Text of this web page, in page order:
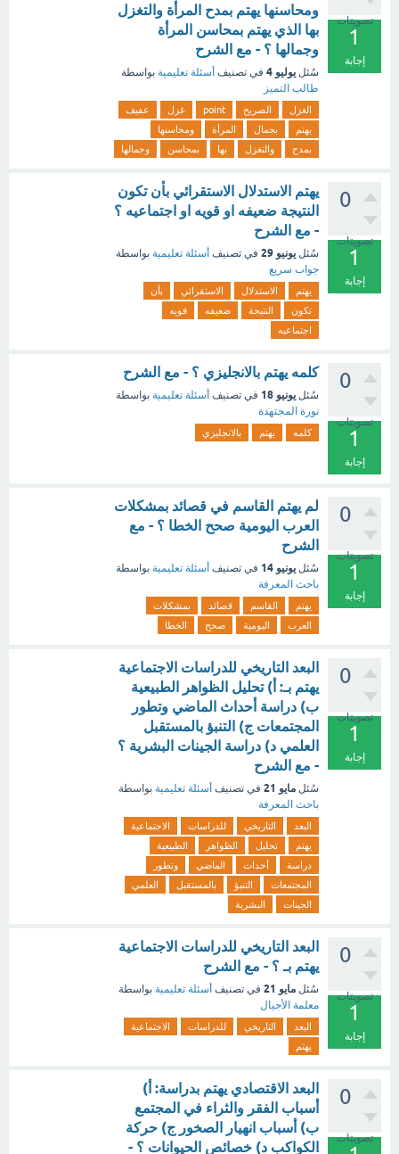
تصويتات
1
إجابة
ومحاسنها يهتم بمدح المرأة والتغزل
بها الذي يهتم بمحاسن المرأة
وجمالها ؟ - مع الشرح
سُئل يوليو 4 في تصنيف أسئلة تعليمية بواسطة
طالب التميز
الغزل الصريح point غزل
عفيف
يهتم
بجمال المرأة
ومحاسنها
بمدح
والتغزل بها بمحاسن وجمالها
0
تصويتات
1
إجابة
يهتم الاستدلال الاستقرائي بأن تكون
النتيجة ضعيفه او قويه او اجتماعيه ؟
- مع الشرح
سُئل يونيو 29 في تصنيف أسئلة تعليمية بواسطة
جواب سريع
يهتم الاستدلال الاستقرائي
بأن
تكون
النتيجة ضعيفه
قويه
اجتماعيه
0
تصويتات
1
إجابة
كلمه يهتم بالانجليزي ؟ - مع الشرح
سُئل يونيو 18 في تصنيف أسئلة تعليمية بواسطة
نورة المجتهدة
كلمه يهتم بالانجليزي
0
تصويتات
1
إجابة
لم يهتم القاسم في قصائد بمشكلات
العرب اليومية صحح الخطا ؟ - مع
الشرح
سُئل يونيو 14 في تصنيف أسئلة تعليمية بواسطة
باحث المعرفة
يهتم القاسم قصائد
بمشكلات
العرب
اليومية صحح الخطا
0
تصويتات
1
إجابة
البعد التاريخي للدراسات الاجتماعية
يهتم بـ: أ) تحليل الظواهر الطبيعية
ب) دراسة أحداث الماضي وتطور
المجتمعات ج) التنبؤ بالمستقبل
العلمي د) دراسة الجينات البشرية ؟
- مع الشرح
سُئل مايو 21 في تصنيف أسئلة تعليمية بواسطة
باحث المعرفة
البعد التاريخي للدراسات
الاجتماعية
يهتم
تحليل الظواهر
الطبيعية
دراسة
أحداث الماضي
وتطور
المجتمعات
التنبؤ بالمستقبل
العلمي
الجينات
البشرية
0
تصويتات
1
إجابة
البعد التاريخي للدراسات الاجتماعية
يهتم بـ ؟ - مع الشرح
سُئل مايو 21 في تصنيف أسئلة تعليمية بواسطة
معلمة الأجيال
البعد التاريخي للدراسات
الاجتماعية
يهتم
0
تصويتات
البعد الاقتصادي يهتم بدراسة: أ)
أسباب الفقر والثراء في المجتمع
ب) أسباب انهيار الصخور ج) حركة
الكواكب د) خصائص الحيوانات ؟ -